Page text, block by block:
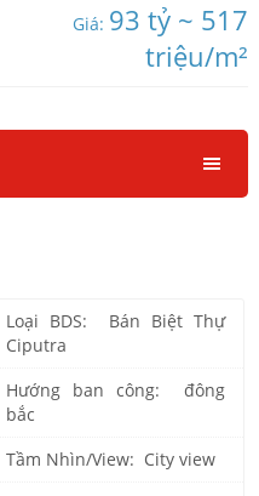
Giá: 93 tỷ ~ 517
triệu/m²
Loại BDS: Bán Biệt Thự
Ciputra
Hướng ban công: đông
bắc
Tầm Nhìn/View: City view